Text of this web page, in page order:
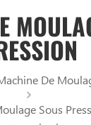
De
Sous